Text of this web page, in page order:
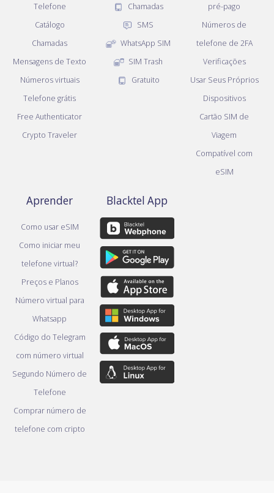
Telefone
Catálogo
Chamadas
Mensagens de Texto
Números virtuais
Telefone grátis
Free Authenticator
Crypto Traveler
Chamadas
SMS
WhatsApp SIM
SIM Trash
Gratuito
pré-pago
Números de
telefone de 2FA
Verificações
Usar Seus Próprios
Dispositivos
Cartão SIM de
Viagem
Compatível com
eSIM
Aprender
Como usar eSIM
Como iniciar meu
telefone virtual?
Preços e Planos
Número virtual para
Whatsapp
Código do Telegram
com número virtual
Segundo Número de
Telefone
Comprar número de
telefone com cripto
Blacktel App